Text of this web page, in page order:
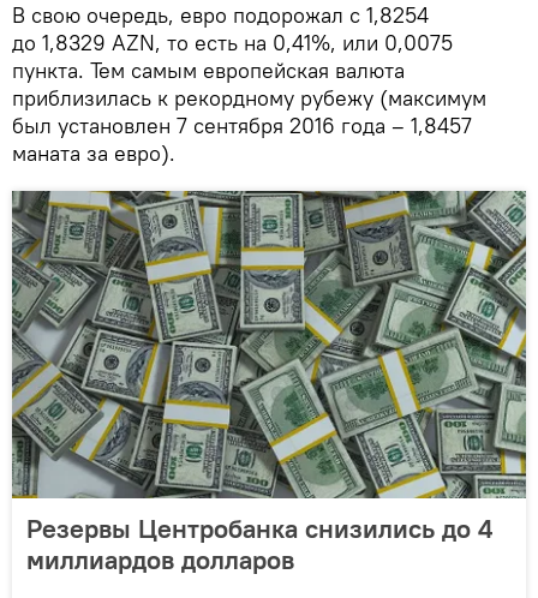
В свою очередь, евро подорожал с 1,8254
до 1,8329 AZN, то есть на 0,41%, или 0,0075
пункта. Тем самым европейская валюта
приблизилась к рекордному рубежу (максимум
был установлен 7 сентября 2016 года – 1,8457
маната за евро).
Резервы Центробанка снизились до 4
миллиардов долларов